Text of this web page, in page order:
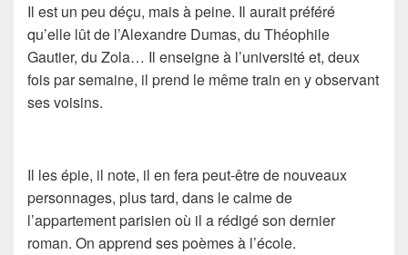
Il est un peu déçu, mais à peine. Il aurait préféré
qu’elle lût de l’Alexandre Dumas, du Théophile
Gautier, du Zola… Il enseigne à l’université et, deux
fois par semaine, il prend le même train en y observant
ses voisins.
Il les épie, il note, il en fera peut-être de nouveaux
personnages, plus tard, dans le calme de
l’appartement parisien où il a rédigé son dernier
roman. On apprend ses poèmes à l’école.